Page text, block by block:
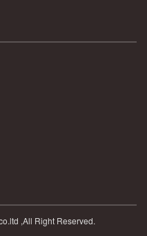
,All Right Reserved.